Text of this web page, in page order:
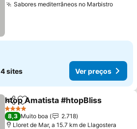
Sabores mediterrâneos no MarbistroVer
4 sites Ver preços
PartilharAdicionar aos favoritos
htop Amatista #htopBliss
4 Estrelas
8,3 Muito boa
2.718
Lloret de Mar, a 15.7 km de Llagostera